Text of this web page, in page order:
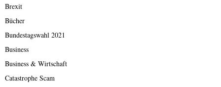
Brexit
Bücher
Bundestagswahl 2021
Business
Business & Wirtschaft
Catastrophe Scam